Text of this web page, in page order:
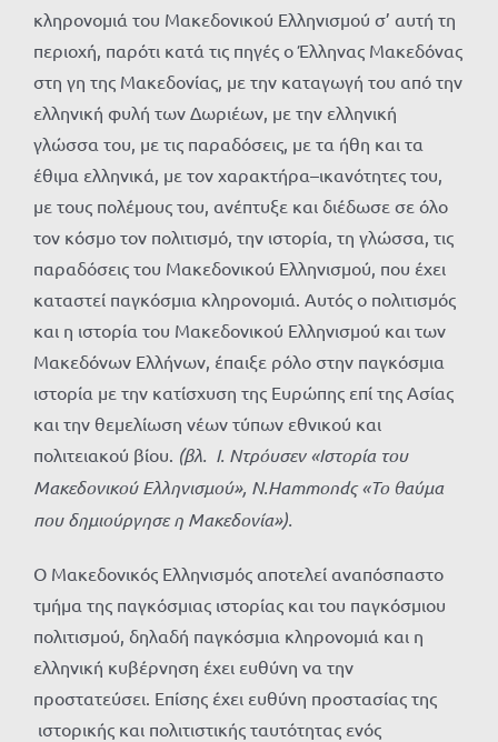
κληρονομιά του Μακεδονικού Ελληνισμού σ’ αυτή τη
περιοχή, παρότι κατά τις πηγές ο Έλληνας Μακεδόνας
στη γη της Μακεδονίας, με την καταγωγή του από την
ελληνική φυλή των Δωριέων, με την ελληνική
γλώσσα του, με τις παραδόσεις, με τα ήθη και τα
έθιμα ελληνικά, με τον χαρακτήρα–ικανότητες του,
με τους πολέμους του, ανέπτυξε και διέδωσε σε όλο
τον κόσμο τον πολιτισμό, την ιστορία, τη γλώσσα, τις
παραδόσεις του Μακεδονικού Ελληνισμού, που έχει
καταστεί παγκόσμια κληρονομιά. Αυτός ο πολιτισμός
και η ιστορία του Μακεδονικού Ελληνισμού και των
Μακεδόνων Ελλήνων, έπαιξε ρόλο στην παγκόσμια
ιστορία με την κατίσχυση της Ευρώπης επί της Ασίας
και την θεμελίωση νέων τύπων εθνικού και
πολιτειακού βίου. (βλ. Ι. Ντρόυσεν «Ιστορία του
Μακεδονικού Ελληνισμού», Ν.Hammondς «Το θαύμα
που δημιούργησε η Μακεδονία»).
Ο Μακεδονικός Ελληνισμός αποτελεί αναπόσπαστο
τμήμα της παγκόσμιας ιστορίας και του παγκόσμιου
πολιτισμού, δηλαδή παγκόσμια κληρονομιά και η
ελληνική κυβέρνηση έχει ευθύνη να την
προστατεύσει. Επίσης έχει ευθύνη προστασίας της
ιστορικής και πολιτιστικής ταυτότητας ενός